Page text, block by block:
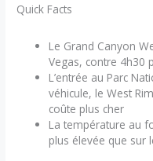
Quick Facts
Le Grand Canyon
Vegas, contre 4h30
L’entrée au Parc
véhicule, le West
coûte plus cher
La température au
plus élevée que sur